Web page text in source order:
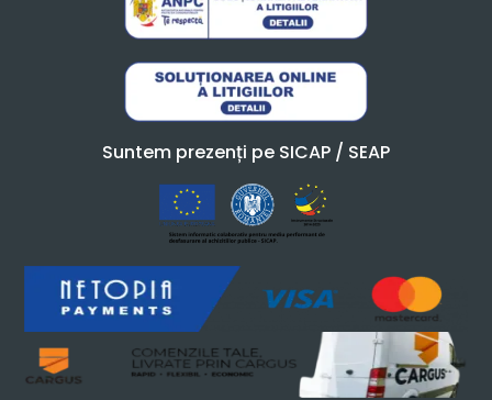
Suntem prezenți pe SICAP / SEAP